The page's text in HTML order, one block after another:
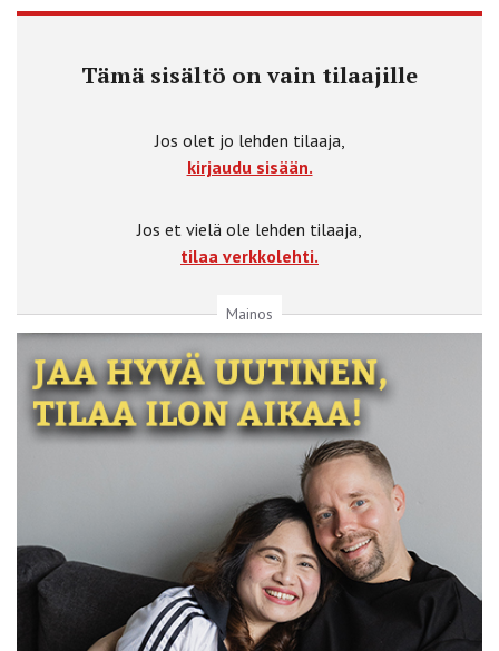
Tämä sisältö on vain tilaajille
Jos olet jo lehden tilaaja,
kirjaudu sisään.
Jos et vielä ole lehden tilaaja,
tilaa verkkolehti.
Mainos